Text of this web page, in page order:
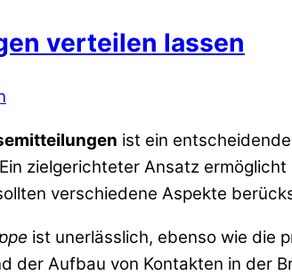
verteilen lassen
ist ein
zielgerichteter Ansatz
verschiedene Aspekte
ist unerlässlich, ebenso wie die
der Aufbau von Kontakten in der